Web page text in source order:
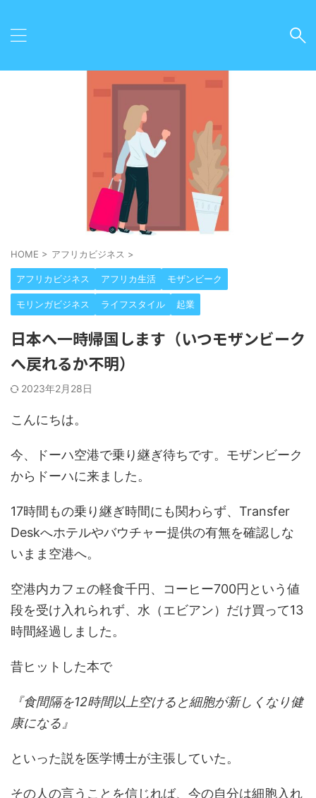
HOME > アフリカビジネス >
アフリカビジネス アフリカ生活 モザンビーク
モリンガビジネス ライフスタイル 起業
日本へ一時帰国します（いつモザンビーク
へ戻れるか不明）
2023年2月28日
こんにちは。
今、ドーハ空港で乗り継ぎ待ちです。モザンビーク
からドーハに来ました。
17時間もの乗り継ぎ時間にも関わらず、Transfer
Deskへホテルやバウチャー提供の有無を確認しな
いまま空港へ。
空港内カフェの軽食千円、コーヒー700円という値
段を受け入れられず、水（エビアン）だけ買って13
時間経過しました。
昔ヒットした本で
『食間隔を12時間以上空けると細胞が新しくなり健
康になる』
といった説を医学博士が主張していた。
その人の言うことを信じれば、今の自分は細胞入れ